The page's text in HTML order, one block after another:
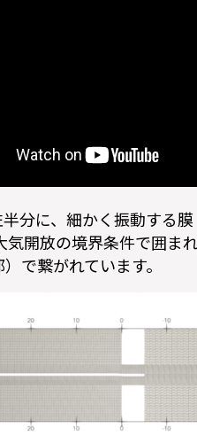
分に、細かく振動する
開放の境界条件で囲ま
で繋がれています。